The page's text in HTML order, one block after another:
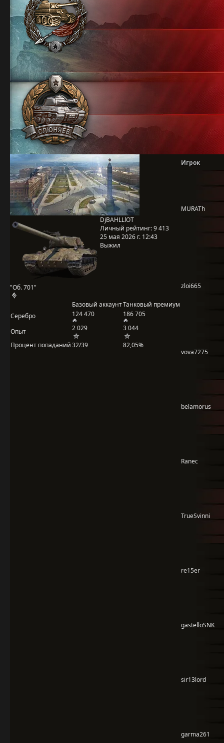
"Об. 701"
DjBAHLLlOT
Личный рейтинг:9 413
25 мая 2026 г. 12:43
Выжил
Базовый аккаунтТанковый премиум
Серебро
124 470 186 705
Опыт 2 029
3 044
Процент попаданий32/39 82,05%
Игрок
MURATh
zloi665
vova7275
belamorus
Ranec
TrueSvinni
re15er
gastelloSNK
sir13lord
garma261